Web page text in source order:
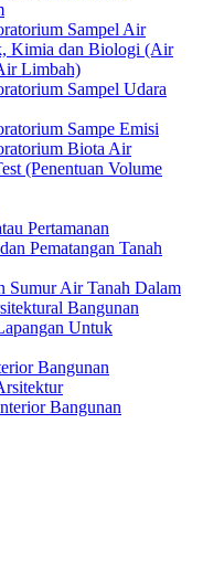
Sampel Air
Kimia dan Biologi (Air
Limbah)
Sampel Udara
Sampe Emisi
Biota Air
(Penentuan Volume
Pertamanan
Pematangan Tanah
Sumur Air Tanah Dalam
Bangunan
Untuk
Bangunan
Bangunan